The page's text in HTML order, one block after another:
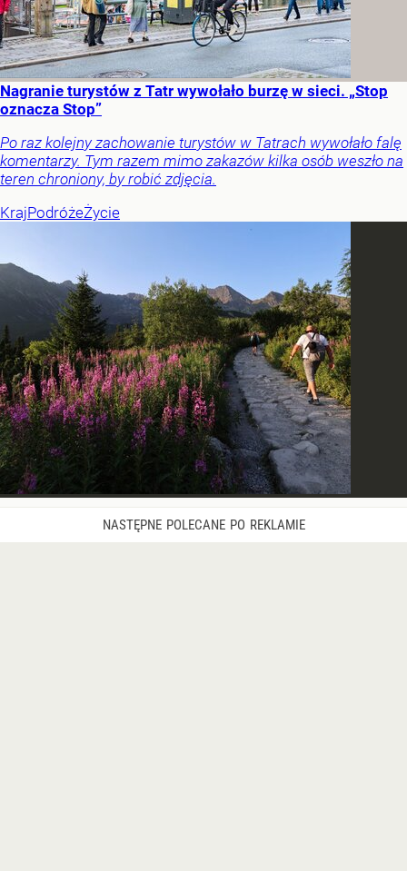
Nagranie turystów z Tatr wywołało burzę w sieci. „Stop
oznacza Stop”
Po raz kolejny zachowanie turystów w Tatrach wywołało falę
komentarzy. Tym razem mimo zakazów kilka osób weszło na
teren chroniony, by robić zdjęcia.
KrajPodróżeŻycie